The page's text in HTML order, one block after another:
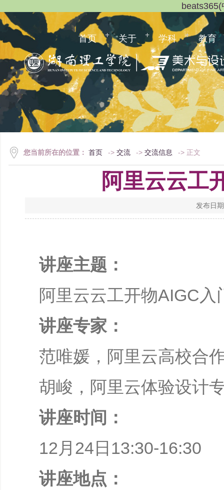
首页 关于 学科 教育
您当前所在的位置： 首页 -> 交流 -> 交流信息 -> 正文
阿里云云工
发布日
讲座主题：
阿里云云工开物AIGC
讲座专家：
范唯媛，阿里云高校合
胡峻，阿里云体验设计
讲座时间：
12月24日13:30-16:30
讲座地点：